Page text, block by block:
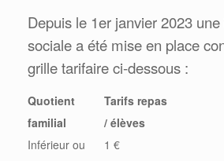
Depuis le 1er janvier 2023
sociale a été mise en place
grille tarifaire ci-dessous :
Quotient
familial
Tarifs repas
/ élèves
Inférieur ou
1 €